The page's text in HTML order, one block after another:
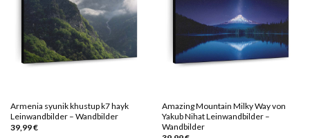
Armenia syunik khustup k7 hayk
Leinwandbilder – Wandbilder
39,99€
Amazing Mountain Milky Way von
Yakub Nihat Leinwandbilder –
Wandbilder